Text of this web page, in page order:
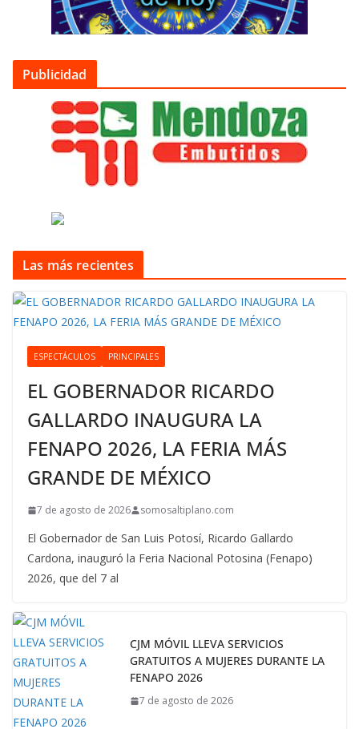
Publicidad
Las más recientes
ESPECTÁCULOS PRINCIPALES
EL GOBERNADOR RICARDO
GALLARDO INAUGURA LA
FENAPO 2026, LA FERIA MÁS
GRANDE DE MÉXICO
7 de agosto de 2026 somosaltiplano.com
El Gobernador de San Luis Potosí, Ricardo Gallardo
Cardona, inauguró la Feria Nacional Potosina (Fenapo)
2026, que del 7 al
CJM MÓVIL LLEVA SERVICIOS
GRATUITOS A MUJERES DURANTE LA
FENAPO 2026
7 de agosto de 2026